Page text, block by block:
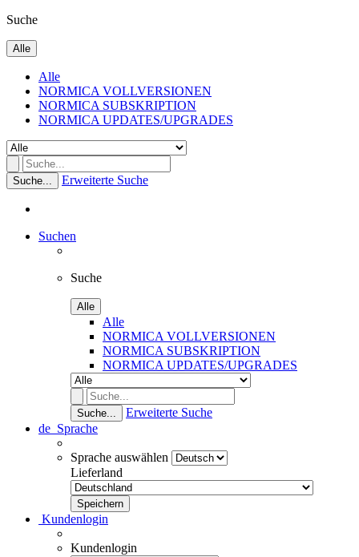
Suche
Alle
Alle
NORMICA VOLLVERSIONEN
NORMICA SUBSKRIPTION
NORMICA UPDATES/UPGRADES
Suche... Erweiterte Suche
Suchen
Suche
Alle
Alle
NORMICA VOLLVERSIONEN
NORMICA SUBSKRIPTION
NORMICA UPDATES/UPGRADES
Suche...
Erweiterte Suche
de Sprache
Sprache auswählen
Lieferland
Kundenlogin
Kundenlogin